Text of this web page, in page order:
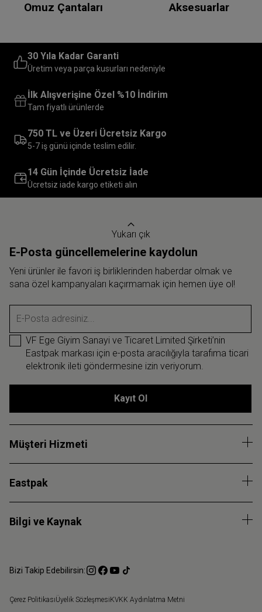
Omuz Çantaları Aksesuarlar
30 Yıla Kadar Garanti
Üretim veya parça kusurları nedeniyle
İlk Alışverişine Özel %10 İndirim
Tam fiyatlı ürünlerde
750 TL ve Üzeri Ücretsiz Kargo
5-7 iş günü içinde teslim edilir.
14 Gün İçinde Ücretsiz İade
Ücretsiz iade kargo etiketi alın
Yukarı çık
E-Posta güncellemelerine kaydolun
Yeni ürünler ile favori iş birliklerinden haberdar olmak ve
sana özel kampanyaları kaçırmamak için hemen üye ol!
E-Posta adresiniz...
VF Ege Giyim Sanayi ve Ticaret Limited Şirketi’nin
Eastpak markası için e-posta aracılığıyla tarafıma ticari
elektronik ileti göndermesine izin veriyorum.
Kayıt Ol
Müşteri Hizmeti
Eastpak
Bilgi ve Kaynak
Bizi Takip Edebilirsin:
Çerez PolitikasıÜyelik SözleşmesiKVKK Aydınlatma Metni